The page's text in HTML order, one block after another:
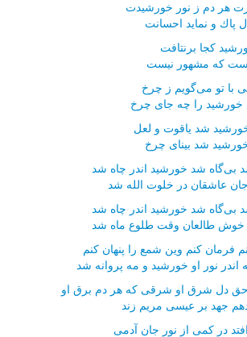
هر دم ز نور خورشیدت
پاك و نماید احسانت
كجا برنتافت
كه مشهور نیست
با تو می‌گویم ز چرخ
خورشید را چه جای چرخ
شد یاقوت و لعل
شد بینای چرخ
بی‌گاه شد خورشید اندر چاه شد
عاشقان در خلوت الله شد
بی‌گاه شد خورشید اندر چاه شد
خوش طالعان وقت طلوع ماه شد
فرمان كنم وین شمع را پنهان كنم
نور او خورشید و مه پروانه شد
دل شرق او شرقی كه هر دم برق او
جهد بر عیسی مریم زند
در كمی از نور جان آدمی